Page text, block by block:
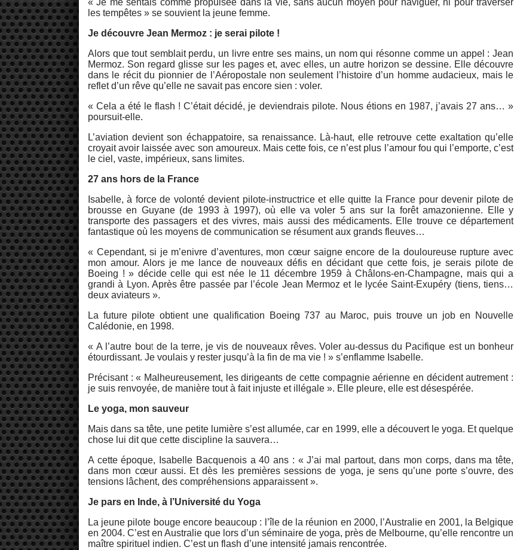
« Je me sentais comme propulsée dans la vie, sans aucun moyen pour naviguer, ni pour traverser
les tempêtes » se souvient la jeune femme.
Je découvre Jean Mermoz : je serai pilote !
Alors que tout semblait perdu, un livre entre ses mains, un nom qui résonne comme un appel : Jean
Mermoz. Son regard glisse sur les pages et, avec elles, un autre horizon se dessine. Elle découvre
dans le récit du pionnier de l’Aéropostale non seulement l’histoire d’un homme audacieux, mais le
reflet d’un rêve qu’elle ne savait pas encore sien : voler.
« Cela a été le flash ! C’était décidé, je deviendrais pilote. Nous étions en 1987, j’avais 27 ans… »
poursuit-elle.
L’aviation devient son échappatoire, sa renaissance. Là-haut, elle retrouve cette exaltation qu’elle
croyait avoir laissée avec son amoureux. Mais cette fois, ce n’est plus l’amour fou qui l’emporte, c’est
le ciel, vaste, impérieux, sans limites.
27 ans hors de la France
Isabelle, à force de volonté devient pilote-instructrice et elle quitte la France pour devenir pilote de
brousse en Guyane (de 1993 à 1997), où elle va voler 5 ans sur la forêt amazonienne. Elle y
transporte des passagers et des vivres, mais aussi des médicaments. Elle trouve ce département
fantastique où les moyens de communication se résument aux grands fleuves…
« Cependant, si je m’enivre d’aventures, mon cœur saigne encore de la douloureuse rupture avec
mon amour. Alors je me lance de nouveaux défis en décidant que cette fois, je serais pilote de
Boeing ! » décide celle qui est née le 11 décembre 1959 à Châlons-en-Champagne, mais qui a
grandi à Lyon. Après être passée par l’école Jean Mermoz et le lycée Saint-Exupéry (tiens, tiens…
deux aviateurs ».
La future pilote obtient une qualification Boeing 737 au Maroc, puis trouve un job en Nouvelle
Calédonie, en 1998.
« A l’autre bout de la terre, je vis de nouveaux rêves. Voler au-dessus du Pacifique est un bonheur
étourdissant. Je voulais y rester jusqu’à la fin de ma vie ! » s’enflamme Isabelle.
Précisant : « Malheureusement, les dirigeants de cette compagnie aérienne en décident autrement :
je suis renvoyée, de manière tout à fait injuste et illégale ». Elle pleure, elle est désespérée.
Le yoga, mon sauveur
Mais dans sa tête, une petite lumière s’est allumée, car en 1999, elle a découvert le yoga. Et quelque
chose lui dit que cette discipline la sauvera…
A cette époque, Isabelle Bacquenois a 40 ans : « J’ai mal partout, dans mon corps, dans ma tête,
dans mon cœur aussi. Et dès les premières sessions de yoga, je sens qu’une porte s’ouvre, des
tensions lâchent, des compréhensions apparaissent ».
Je pars en Inde, à l’Université du Yoga
La jeune pilote bouge encore beaucoup : l’île de la réunion en 2000, l’Australie en 2001, la Belgique
en 2004. C’est en Australie que lors d’un séminaire de yoga, près de Melbourne, qu’elle rencontre un
maître spirituel indien. C’est un flash d’une intensité jamais rencontrée.